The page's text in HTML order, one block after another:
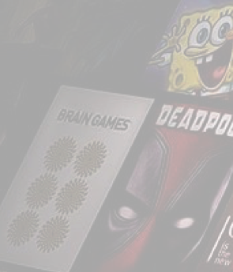
dos
custo
de
lançou o
de DVD,